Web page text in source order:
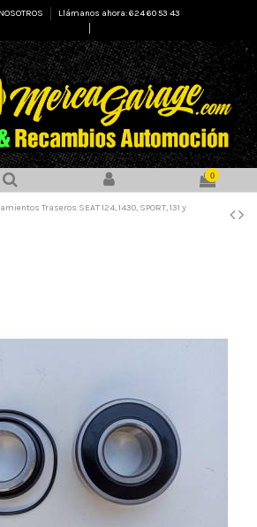
Llámanos ahora: 624 60 53 43
0
Traseros SEAT 124, 1430, SPORT, 131 y